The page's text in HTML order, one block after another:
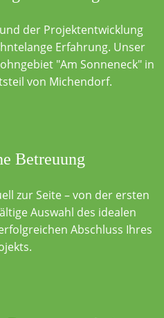
der Projektentwicklung
Erfahrung. Unser
"Am Sonneneck" in
von Michendorf.
Betreuung
zur Seite – von der ersten
Auswahl des idealen
Abschluss Ihres